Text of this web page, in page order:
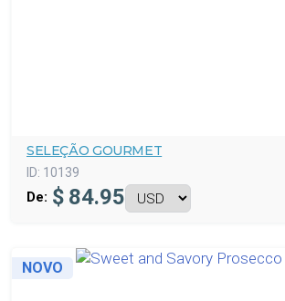
SELEÇÃO GOURMET
ID: 10139
De: $ 84.95
NOVO